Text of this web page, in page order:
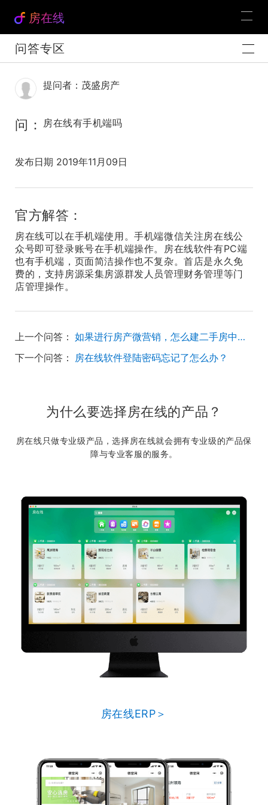
房在线
问答专区
提问者：茂盛房产
问： 房在线有手机端吗
发布日期 2019年11月09日
官方解答：
房在线可以在手机端使用。手机端微信关注房在线公
众号即可登录账号在手机端操作。房在线软件有PC端
也有手机端，页面简洁操作也不复杂。首店是永久免
费的，支持房源采集房源群发人员管理财务管理等门
店管理操作。
上一个问答：
如果进行房产微营销，怎么建二手房中介微官网啊？
下一个问答： 房在线软件登陆密码忘记了怎么办？
为什么要选择房在线的产品？
房在线只做专业级产品，选择房在线就会拥有专业级的产品保
障与专业客服的服务。
房在线ERP＞